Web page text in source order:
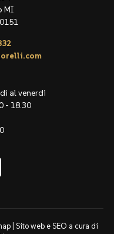
MI
al venerdì
- 18.30
| Sito web e SEO a cura di